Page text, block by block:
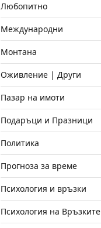
Любопитно
Международни
Монтана
Оживление | Други
Пазар на имоти
Подаръци и Празници
Политика
Прогноза за време
Психология и връзки
Психология на Връзките